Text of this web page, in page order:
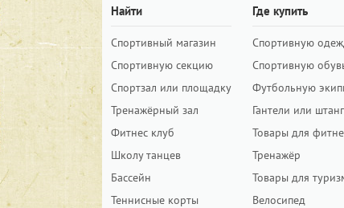
Найти
Спортивный магазин
Спортивную секцию
Спортзал или площадку
Тренажёрный зал
Фитнес клуб
Школу танцев
Бассейн
Теннисные корты
Где купить
Спортивную
Спортивную
Футбольную
Гантели или
Товары для
Тренажёр
Товары для
Велосипед